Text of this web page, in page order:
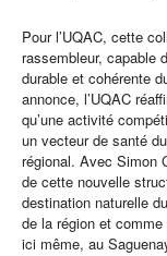
Pour l’UQAC, cette
rassembleur, capable
durable et cohérente
annonce, l’UQAC
qu’une activité
un vecteur de santé
régional. Avec Simon
de cette nouvelle
destination naturelle
de la région et
ici même, au